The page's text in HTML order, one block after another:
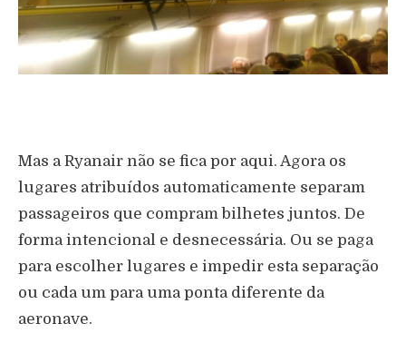
Mas a Ryanair não se fica por aqui. Agora os
lugares atribuídos automaticamente separam
passageiros que compram bilhetes juntos. De
forma intencional e desnecessária. Ou se paga
para escolher lugares e impedir esta separação
ou cada um para uma ponta diferente da
aeronave.